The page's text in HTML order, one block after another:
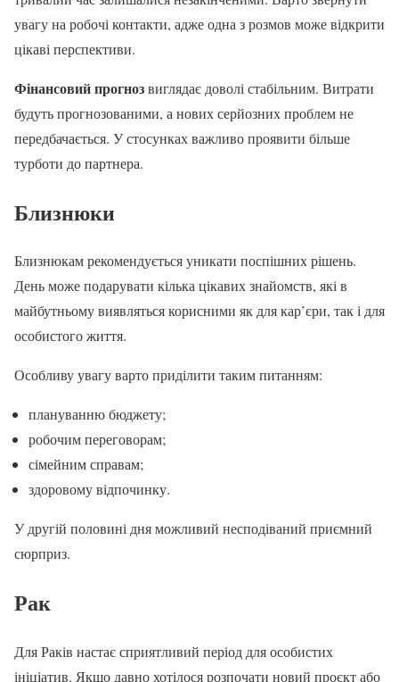
увагу на робочі контакти, адже одна з розмов може відкрити
цікаві перспективи.
Фінансовий прогнозвиглядає доволі стабільним. Витрати
будуть прогнозованими, а нових серйозних проблем не
передбачається. У стосунках важливо проявити більше
турботи до партнера.
Близнюки
Близнюкам рекомендується уникати поспішних рішень.
День може подарувати кілька цікавих знайомств, які в
майбутньому виявляться корисними як для кар’єри, так і для
особистого життя.
Особливу увагу варто приділити таким питанням:
плануванню бюджету;
робочим переговорам;
сімейним справам;
здоровому відпочинку.
У другій половині дня можливий несподіваний приємний
сюрприз.
Рак
Для Раків настає сприятливий період для особистих
ініціатив. Якщо давно хотілося розпочати новий проєкт або